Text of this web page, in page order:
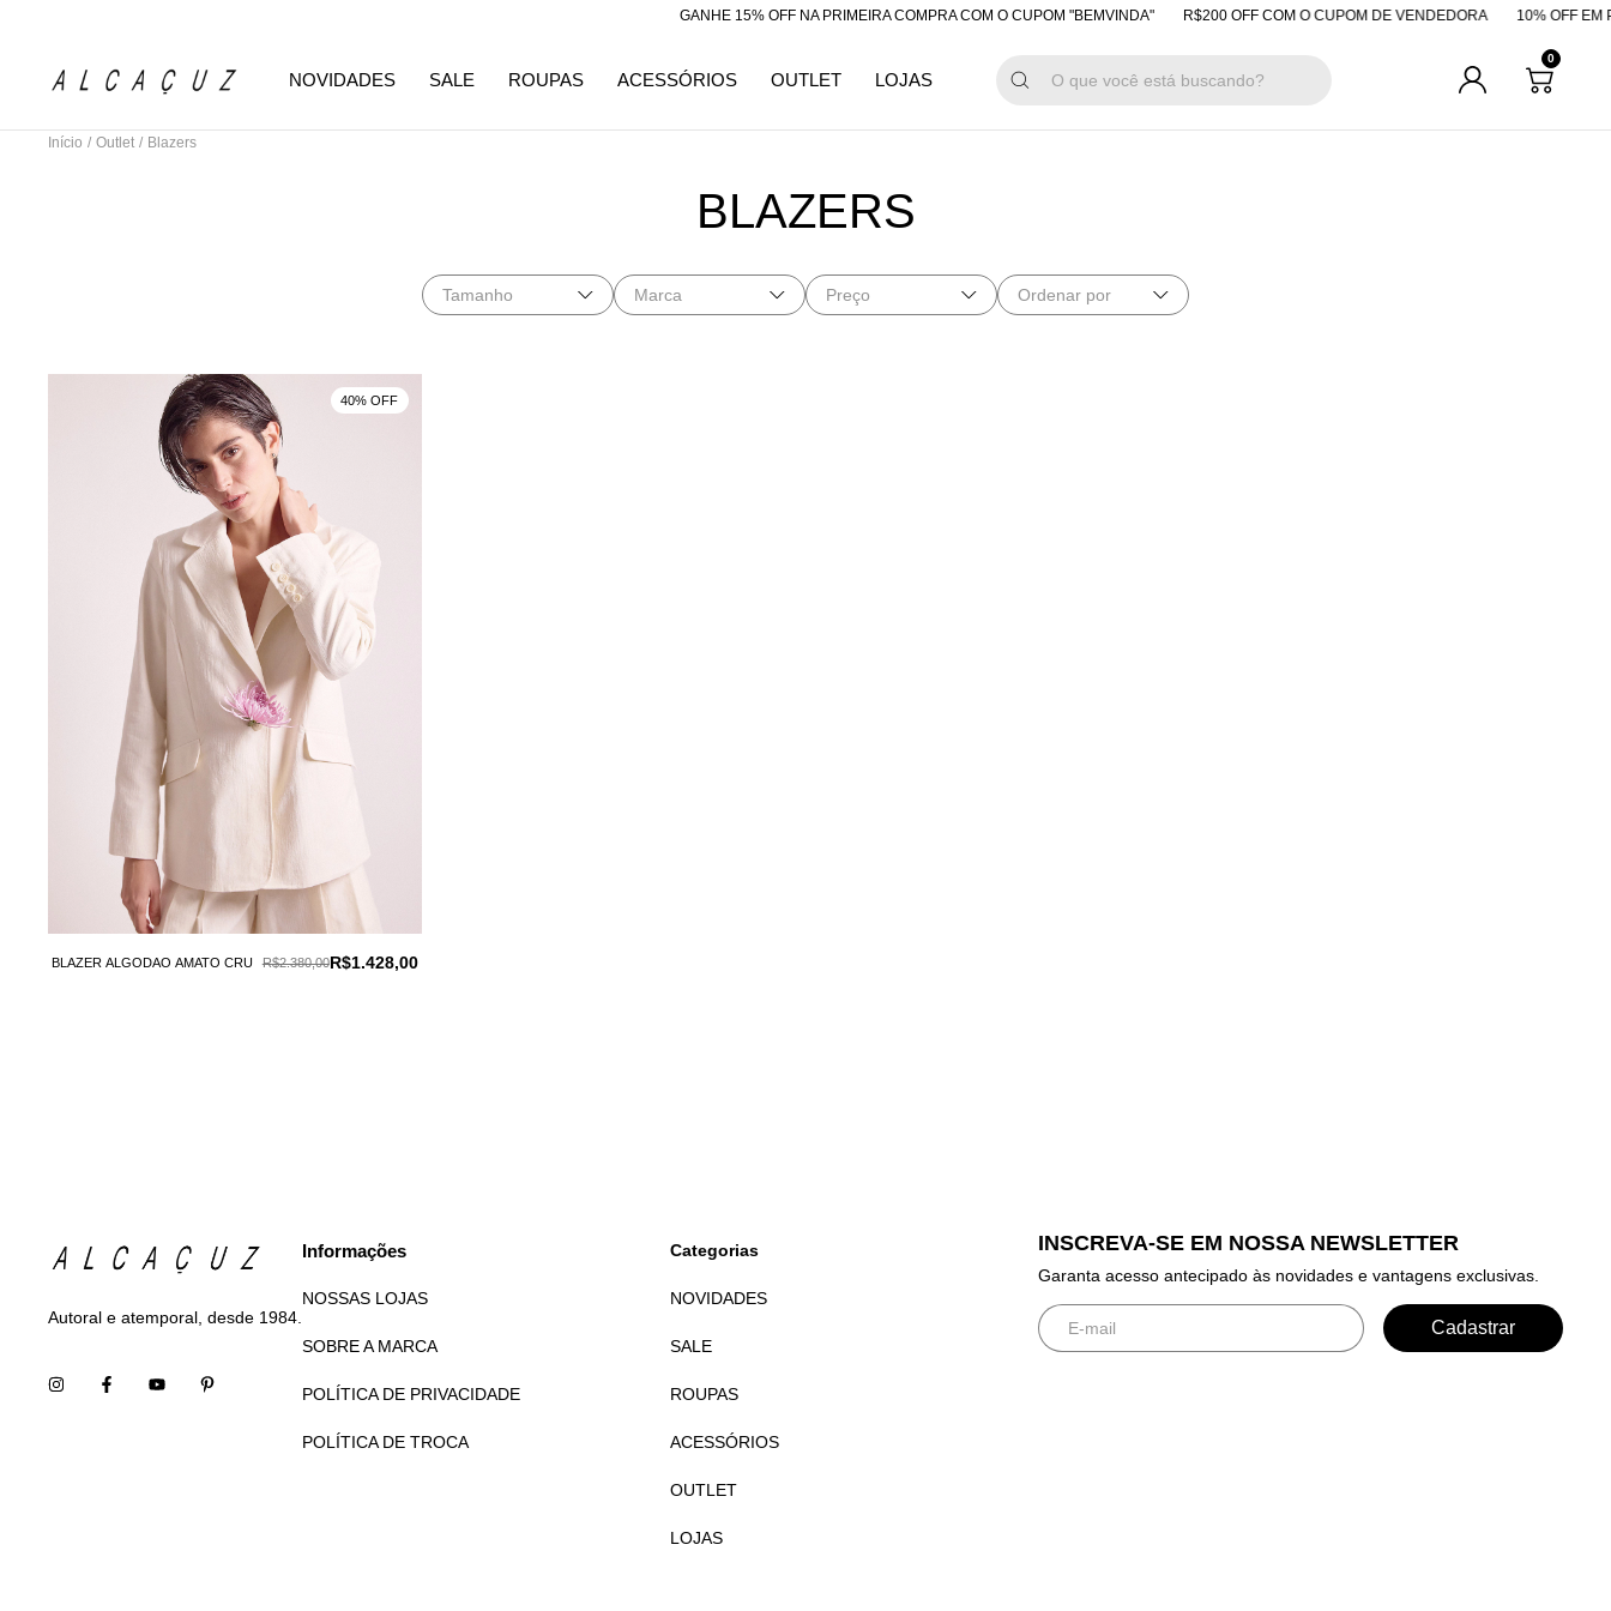
GANHE 15% OFF NA PRIMEIRA COMPRA COM O CUPOM "BEMVINDA" R$200 OFF COM O CUPOM DE VENDEDORA 10% OFF EM
NOVIDADES SALE ROUPAS ACESSÓRIOS OUTLET LOJAS
0
Início / Outlet / Blazers
BLAZERS
Tamanho Marca Preço Ordenar por
BLAZER ALGODAO AMATO CRU R$1.428,00
R$2.380,00
40% OFF
Autoral e atemporal, desde 1984.
Informações
NOSSAS LOJAS
SOBRE A MARCA
POLÍTICA DE PRIVACIDADE
POLÍTICA DE TROCA
Categorias
NOVIDADES
SALE
ROUPAS
ACESSÓRIOS
OUTLET
LOJAS
INSCREVA-SE EM NOSSA NEWSLETTER
Garanta acesso antecipado às novidades e vantagens exclusivas.